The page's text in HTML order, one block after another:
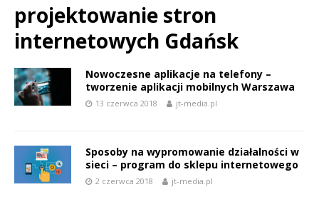
projektowanie stron
internetowych Gdańsk
Nowoczesne aplikacje na telefony –
tworzenie aplikacji mobilnych Warszawa
13 czerwca 2018 jt-media.pl
Sposoby na wypromowanie działalności w
sieci – program do sklepu internetowego
2 czerwca 2018 jt-media.pl